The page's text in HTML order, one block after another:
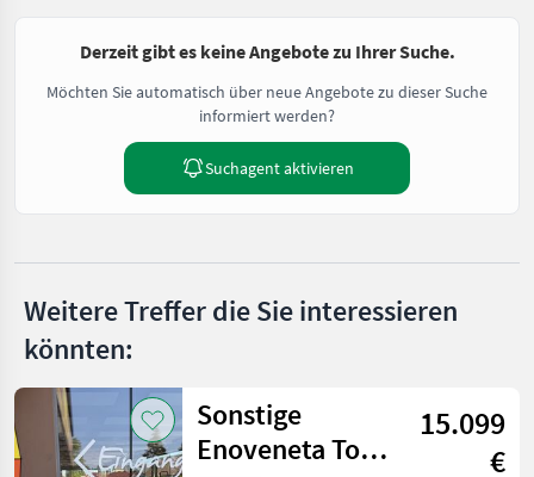
Derzeit gibt es keine Angebote zu Ihrer Suche.
Möchten Sie automatisch über neue Angebote zu dieser Suche
informiert werden?
Suchagent aktivieren
Weitere Treffer die Sie interessieren
könnten:
Sonstige
Enoveneta Top
15.099
€